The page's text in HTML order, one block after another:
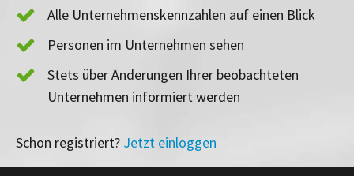
Alle Unternehmenskennzahlen auf einen Blick
Personen im Unternehmen sehen
Stets über Änderungen Ihrer beobachteten
Unternehmen informiert werden
Schon registriert? Jetzt einloggen